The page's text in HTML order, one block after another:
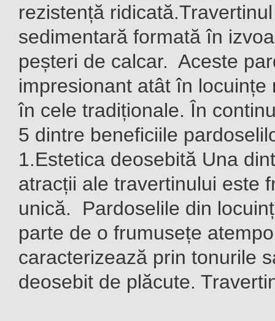
rezistență
sedimentară formată în
peșteri de calcar. Aceste
impresionant atât în locuințe
în cele tradiționale. În
5 dintre beneficiile
1.Estetica deosebită Una
atracții ale travertinului este
unică. Pardoselile din
parte de o frumusețe
caracterizează prin tonurile
deosebit de plăcute.